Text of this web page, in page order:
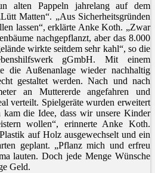
alten Pappeln jahrelang auf dem
Matten“. „Aus Sicherheitsgründen
lassen“, erklärte Anke Koth. „Zwar
nachgepflanzt, aber das 8.000
wirkte seitdem sehr kahl“, so die
gGmbH. Mit einem
die Außenanlage wieder nachhaltig
gestaltet werden. Nach und nach
an Muttererde angefahren und
verteilt. Spielgeräte wurden erweitert
kam die Idee, dass wir unsere Kinder
wollen“, erinnerte Anke Koth.
auf Holz ausgewechselt und ein
geplant. „Pflanz mich und erfreu
lauten. Doch jede Menge Wünsche
Geld.